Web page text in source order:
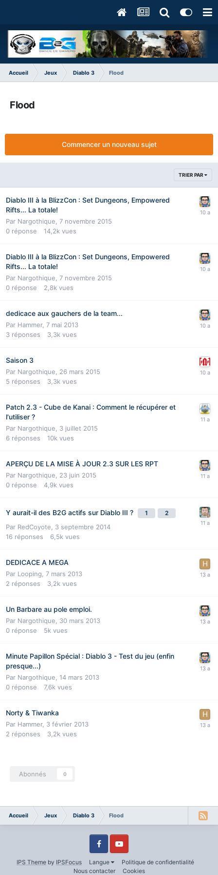
Accueil Jeux Diablo 3 Flood
Flood
Commencer un nouveau sujet
TRIER PAR
Diablo III à la BlizzCon : Set Dungeons, Empowered
Rifts... La totale!
Par Nargothique 7 novembre 2015
0 réponse 14,2k vues
Diablo III à la BlizzCon : Set Dungeons, Empowered
Rifts... La totale!
Par Nargothique 7 novembre 2015
0 réponse 2,8k vues
dedicace aux gauchers de la team...
Par Hammer, 7 mai 2013
3 réponses 3,3k vues
Saison 3
Par Nargothique
26 mars 2015
5 réponses 3,3k vues
Patch 2.3 - Cube de Kanai : Comment le récupérer et
l'utiliser ?
Par Nargothique
3 juillet 2015
6 réponses 10k vues
APERÇU DE LA MISE À JOUR 2.3 SUR LES RPT
Par Nargothique
23 juin 2015
0 réponse 4,9k vues
Y aurait-il des B2G actifs sur Diablo III ? 1 2
Par RedCoyote
3 septembre 2014
16 réponses 6,5k vues
DEDICACE A MEGA
Par Looping 7 mars 2013
2 réponses 3,2k vues
Un Barbare au pole emploi.
Par Nargothique
30 mars 2013
0 réponse 5k vues
Minute Papillon Spécial : Diablo 3 - Test du jeu (enfin
presque...)
Par Nargothique 14 mars 2013
0 réponse 7,6k vues
Norty & Tiwanka
Par Hammer, 3 février 2013
2 réponses 3,2k vues
Abonnés 0
Accueil Jeux Diablo 3 Flood
IPS Theme by IPSFocus Langue
Politique de confidentialité
Nous contacter
Cookies
FacebookYoutube